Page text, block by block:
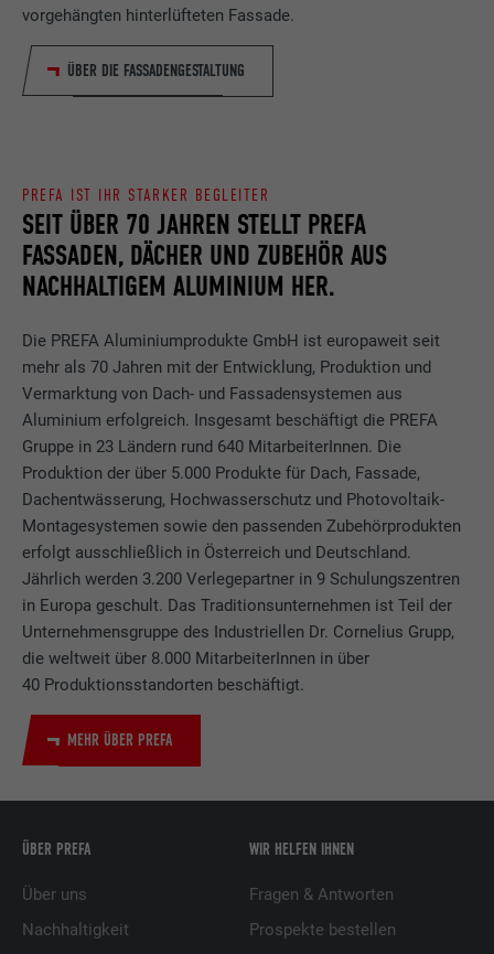
vorgehängten hinterlüfteten Fassade.
ÜBER DIE FASSADENGESTALTUNG
SEIT ÜBER 70 JAHREN STELLT PREFA
FASSADEN, DÄCHER UND ZUBEHÖR AUS
NACHHALTIGEM ALUMINIUM HER.
PREFA IST IHR STARKER BEGLEITER
Die PREFA Aluminiumprodukte GmbH ist europaweit seit
mehr als 70 Jahren mit der Entwicklung, Produktion und
Vermarktung von Dach- und Fassadensystemen aus
Aluminium erfolgreich. Insgesamt beschäftigt die PREFA
Gruppe in 23 Ländern rund 640 MitarbeiterInnen. Die
Produktion der über 5.000 Produkte für Dach, Fassade,
Dachentwässerung, Hochwasserschutz und Photovoltaik-
Montagesystemen sowie den passenden Zubehörprodukten
erfolgt ausschließlich in Österreich und Deutschland.
Jährlich werden 3.200 Verlegepartner in 9 Schulungszentren
in Europa geschult. Das Traditionsunternehmen ist Teil der
Unternehmensgruppe des Industriellen Dr. Cornelius Grupp,
die weltweit über 8.000 MitarbeiterInnen in über
40 Produktionsstandorten beschäftigt.
MEHR ÜBER PREFA
ÜBER PREFA
Über uns
Nachhaltigkeit
WIR HELFEN IHNEN
Fragen & Antworten
Prospekte bestellen